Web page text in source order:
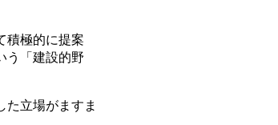
積極的に提案
う「建設的野
立場がますま